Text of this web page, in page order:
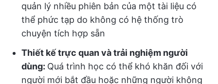
quản lý nhiều phiên bản của một tài liệu có
thể phức tạp do không có hệ thống trò
chuyện tích hợp sẵn
Thiết kế trực quan và trải nghiệm người
dùng: Quá trình học có thể khó khăn đối với
người mới bắt đầu hoặc những người không